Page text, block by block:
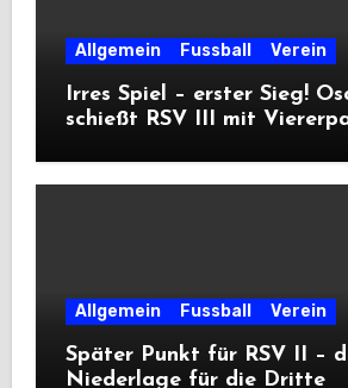
Allgemein Fussball Verein
Irres Spiel – erster Sieg!
schießt RSV III mit
Allgemein Fussball Verein
Später Punkt für RSV II –
Niederlage für die Dritte